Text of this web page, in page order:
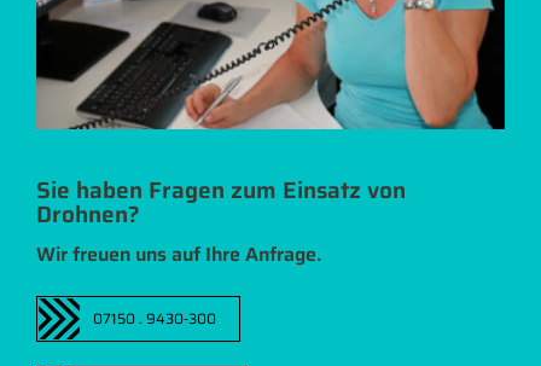
Sie haben Fragen zum Einsatz von
Drohnen?
Wir freuen uns auf Ihre Anfrage.
07150 . 9430-300